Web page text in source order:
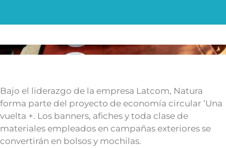
Bajo el liderazgo de la empresa Latcom, Natura
forma parte del proyecto de economía circular ‘Una
vuelta +. Los banners, afiches y toda clase de
materiales empleados en campañas exteriores se
convertirán en bolsos y mochilas.